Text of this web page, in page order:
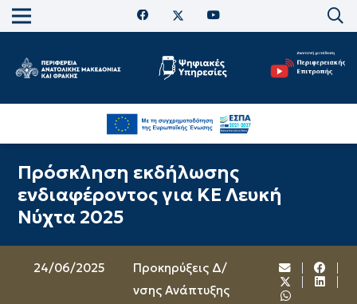
Πρόσκληση εκδήλωσης
ενδιαφέροντος για ΚΕ Λευκή
Νύχτα 2025
24/06/2025
Προκηρύξεις Δ/
νσης Ανάπτυξης